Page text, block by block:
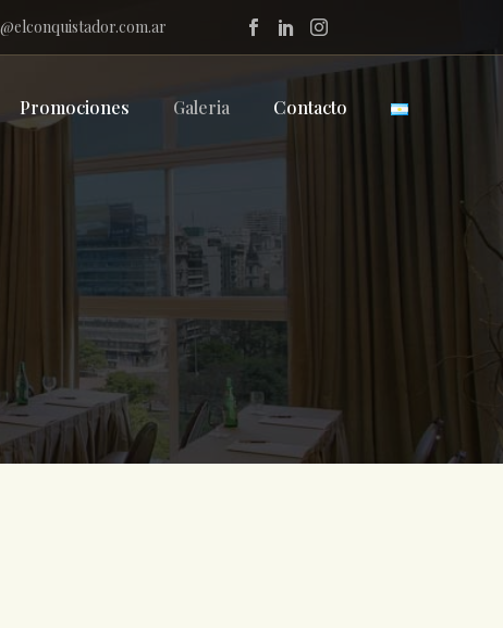
Promociones Galeria Contacto